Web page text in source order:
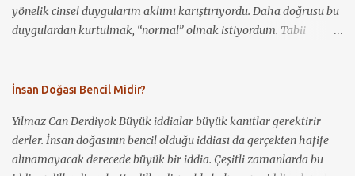
yönelik cinsel duygularım aklımı karıştırıyordu. Daha doğrusu bu
duygulardan kurtulmak, “normal” olmak istiyordum. Tabii
oynuyordu. Bunun üzerine annem, o dönem kendisinin de
gitmemi önerdi, fakat ben kabul etmedim. “Ben deli değilim”
dedim. Daha sonra durum iyice çıkışsız gözükmüş olacak ki kabul
ettim ve önce özel bir klinikte, daha sonra zaman zaman
İnsan Doğası Bencil Midir?
Yılmaz Can Derdiyok Büyük iddialar büyük kanıtlar gerektirir
derler. İnsan doğasının bencil olduğu iddiası da gerçekten hafife
alınamayacak derecede büyük bir iddia. Çeşitli zamanlarda bu